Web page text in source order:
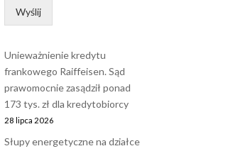
Wyślij
Unieważnienie kredytu
frankowego Raiffeisen. Sąd
prawomocnie zasądził ponad
173 tys. zł dla kredytobiorcy
28 lipca 2026
Słupy energetyczne na działce